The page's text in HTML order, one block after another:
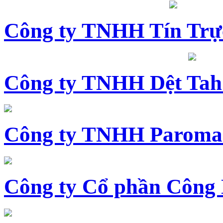
Công ty TNHH Tín
Công ty TNHH Dệt
Công ty TNHH
Công ty Cổ phần Công